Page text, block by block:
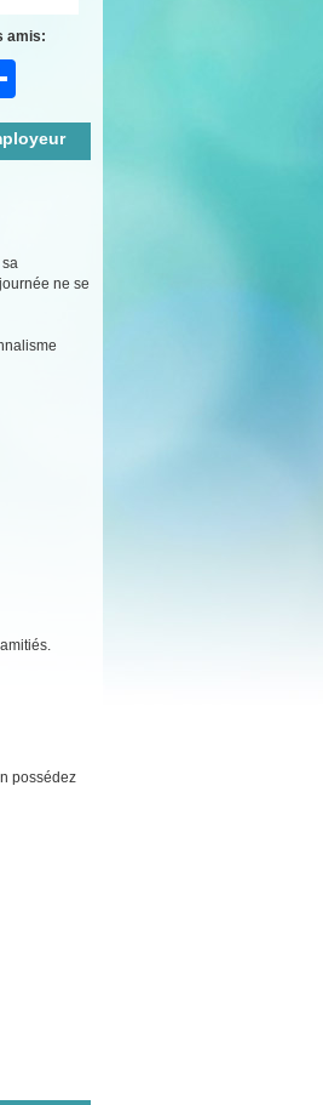
amis:
ne se
possédez